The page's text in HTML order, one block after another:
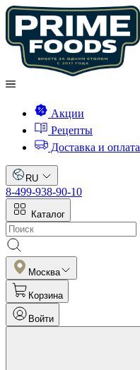
Акции
Рецепты
Доставка и оплата
RU
8-499-938-90-10
Каталог
Москва
Корзина
Войти